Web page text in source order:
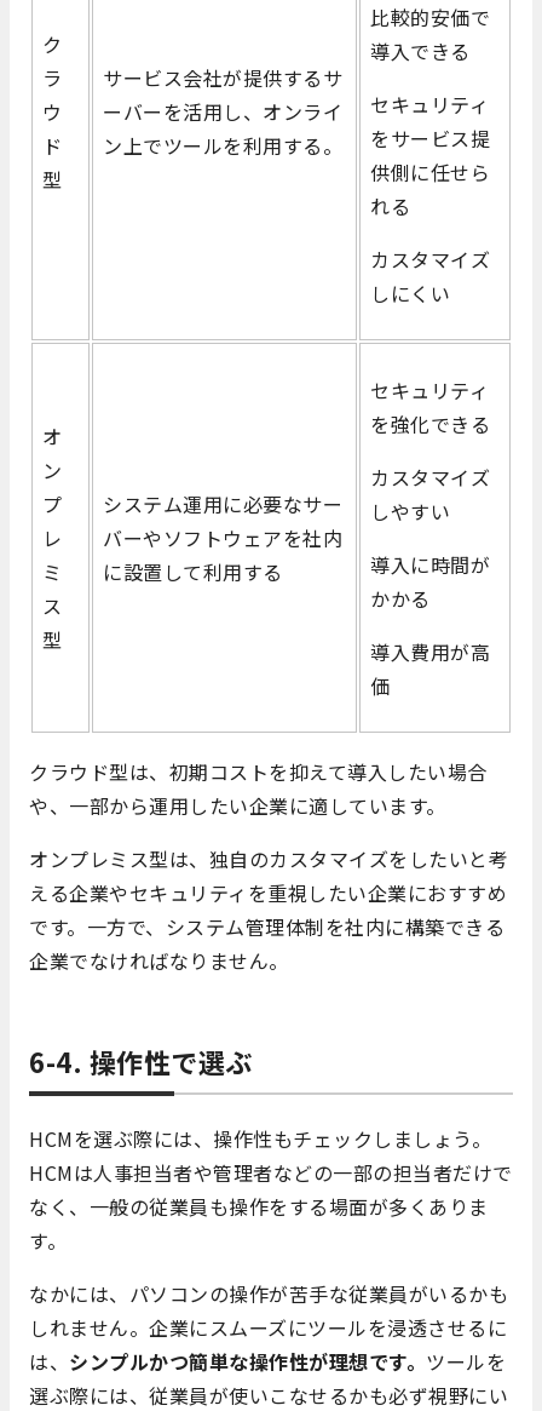
ク
ラ
ウ
ド
型
サービス会社が提供するサ
ーバーを活用し、オンライ
ン上でツールを利用する。
比較的安価で
導入できる
セキュリティ
をサービス提
供側に任せら
れる
カスタマイズ
しにくい
オ
ン
プ
レ
ミ
ス
型
システム運用に必要なサー
バーやソフトウェアを社内
に設置して利用する
セキュリティ
を強化できる
カスタマイズ
しやすい
導入に時間が
かかる
導入費用が高
価
クラウド型は、初期コストを抑えて導入したい場合
や、一部から運用したい企業に適しています。
オンプレミス型は、独自のカスタマイズをしたいと考
える企業やセキュリティを重視したい企業におすすめ
です。一方で、システム管理体制を社内に構築できる
企業でなければなりません。
6-4. 操作性で選ぶ
HCMを選ぶ際には、操作性もチェックしましょう。
HCMは人事担当者や管理者などの一部の担当者だけで
なく、一般の従業員も操作をする場面が多くありま
す。
なかには、パソコンの操作が苦手な従業員がいるかも
しれません。企業にスムーズにツールを浸透させるに
は、 シンプルかつ簡単な操作性が理想です。 ツールを
選ぶ際には、従業員が使いこなせるかも必ず視野にい